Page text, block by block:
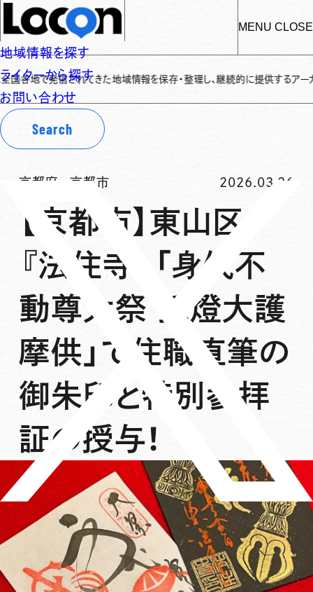
MENU CLOSE
地域情報を探す
ライターから探す
お問い合わせ
Search
信されてきた地域情報を保存・整理し、継続的に提供するアーカイブサイト
京都府 -京都市 2026.03.26
【京都市】東山区
『法住寺』「身代不
動尊大祭 採燈大護
摩供」で住職直筆の
御朱印と特別参拝
証の授与！